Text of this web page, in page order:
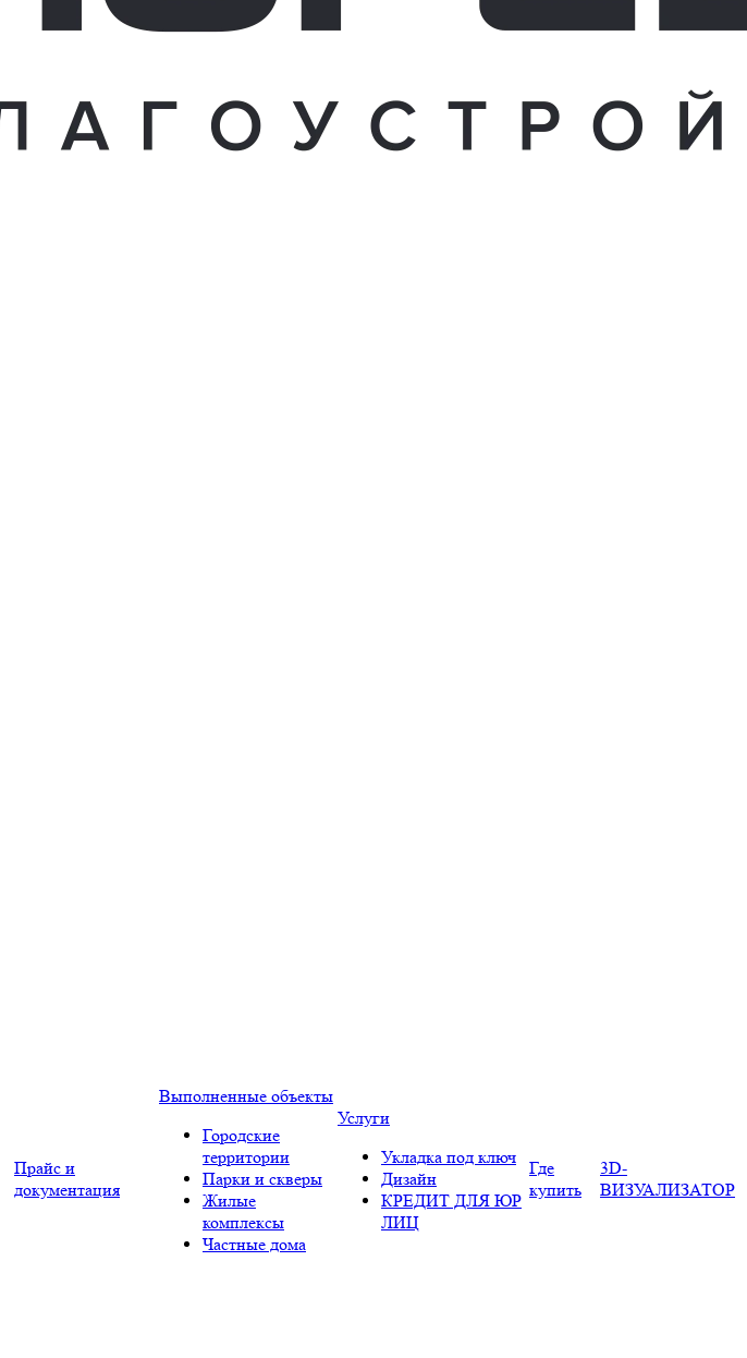
Прайс и
документация
Выполненные объекты
Городские
территории
Парки и скверы
Жилые
комплексы
Частные дома
Услуги
Укладка под ключ
Дизайн
КРЕДИТ ДЛЯ ЮР
ЛИЦ
Где
купить
3D-
ВИЗУАЛИЗАТОР